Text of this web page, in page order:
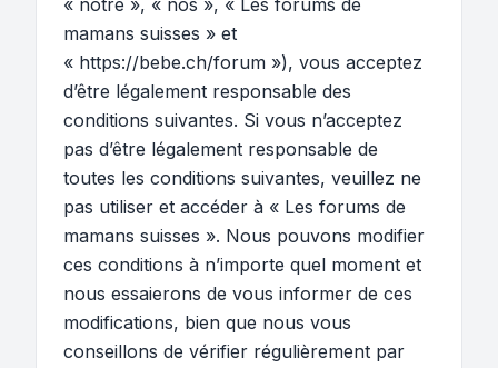
« notre », « nos », « Les forums de
mamans suisses » et
« https://bebe.ch/forum »), vous acceptez
d’être légalement responsable des
conditions suivantes. Si vous n’acceptez
pas d’être légalement responsable de
toutes les conditions suivantes, veuillez ne
pas utiliser et accéder à « Les forums de
mamans suisses ». Nous pouvons modifier
ces conditions à n’importe quel moment et
nous essaierons de vous informer de ces
modifications, bien que nous vous
conseillons de vérifier régulièrement par